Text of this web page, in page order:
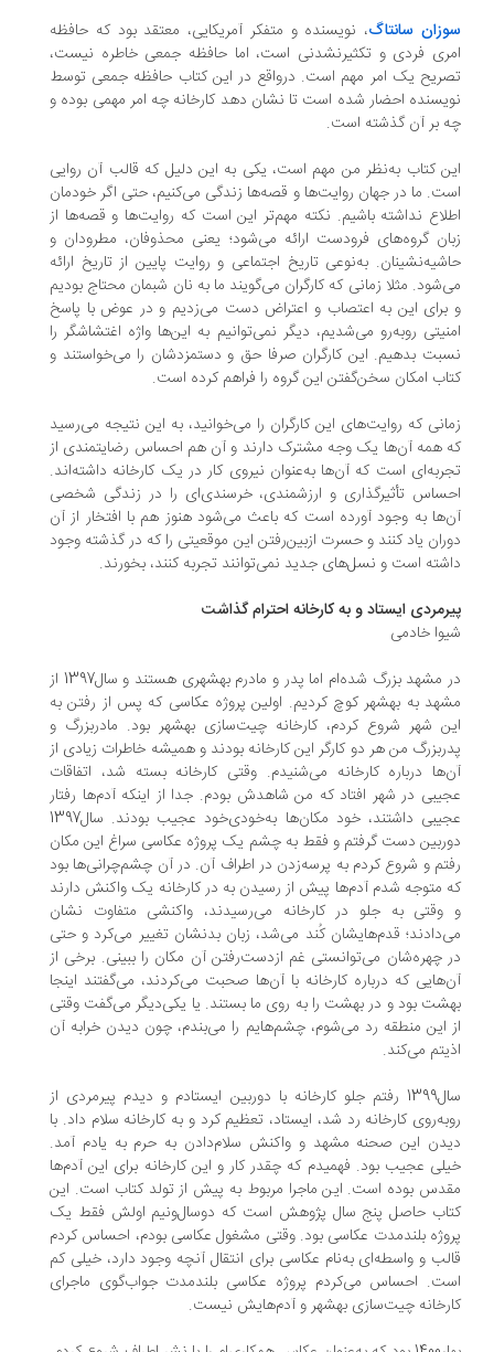
سانتاگ، نویسنده و متفکر آمریکایی، معتقد بود که حافظه
فردی و تکثیرنشدنی است، اما حافظه جمعی خاطره نیست،
یک امر مهم است. درواقع در این کتاب حافظه جمعی توسط
احضار شده است تا نشان دهد کارخانه چه امر مهمی بوده و
بر آن گذشته است.
کتاب به‌نظر من مهم است، یکی به این دلیل که قالب آن روایی
ما در جهان روایت‌ها و قصه‌ها زندگی می‌کنیم، حتی اگر خودمان
نداشته باشیم. نکته مهم‌تر این است که روایت‌ها و قصه‌ها از
گروه‌های فرودست ارائه می‌شود؛ یعنی محذوفان، مطرودان و
به‌نوعی تاریخ اجتماعی و روایت پایین از تاریخ ارائه
مثلا زمانی که کارگران می‌گویند ما به نان شبمان محتاج بودیم
برای این به اعتصاب و اعتراض دست می‌زدیم و در عوض با پاسخ
روبه‌رو می‌شدیم، دیگر نمی‌توانیم به این‌ها واژه اغتشاشگر را
بدهیم. این کارگران صرفا حق و دستمزدشان را می‌خواستند و
امکان سخن‌گفتن این گروه را فراهم کرده است.
که روایت‌های این کارگران را می‌خوانید، به این نتیجه می‌رسید
همه آن‌ها یک وجه مشترک دارند و آن هم احساس رضایتمندی از
است که آن‌ها به‌عنوان نیروی کار در یک کارخانه داشته‌اند.
تأثیرگذاری و ارزشمندی، خرسندی‌ای را در زندگی شخصی
به وجود آورده است که باعث می‌شود هنوز هم با افتخار از آن
یاد کنند و حسرت ازبین‌رفتن این موقعیتی را که در گذشته وجود
است و نسل‌های جدید نمی‌توانند تجربه کنند، بخورند.
ایستاد و به کارخانه احترام گذاشت
خادمی
در مشهد بزرگ شده‌ام اما پدر و مادرم بهشهری هستند و سال1397 از
به بهشهر کوچ کردیم. اولین پروژه عکاسی که پس از رفتن به
شهر شروع کردم، کارخانه چیت‌سازی بهشهر بود. مادربزرگ و
من هر دو کارگر این کارخانه بودند و همیشه خاطرات زیادی از
درباره کارخانه می‌شنیدم. وقتی کارخانه بسته شد، اتفاقات
در شهر افتاد که من شاهدش بودم. جدا از اینکه آدم‌ها رفتار
عجیبی داشتند، خود مکان‌ها به‌خودی‌خود عجیب بودند. سال1397
دست گرفتم و فقط به چشم یک پروژه عکاسی سراغ این مکان
و شروع کردم به پرسه‌زدن در اطراف آن. در آن چشم‌چرانی‌ها بود
متوجه شدم آدم‌ها پیش از رسیدن به در کارخانه یک واکنش دارند
وقتی به جلو در کارخانه می‌رسیدند، واکنشی متفاوت نشان
قدم‌هایشان کُند می‌شد، زبان بدنشان تغییر می‌کرد و حتی
چهره‌شان می‌توانستی غم ازدست‌رفتن آن مکان را ببینی. برخی از
که درباره کارخانه با آن‌ها صحبت می‌کردند، می‌گفتند اینجا
بود و در بهشت را به روی ما بستند. یا یکی‌دیگر می‌گفت وقتی
این منطقه رد می‌شوم، چشم‌هایم را می‌بندم، چون دیدن خرابه آن
می‌کند.
سال1399 رفتم جلو کارخانه با دوربین ایستادم و دیدم پیرمردی از
کارخانه رد شد، ایستاد، تعظیم کرد و به کارخانه سلام داد. با
این صحنه مشهد و واکنش سلام‌دادن به حرم به یادم آمد.
عجیب بود. فهمیدم که چقدر کار و این کارخانه برای این آدم‌ها
بوده است. این ماجرا مربوط به پیش از تولد کتاب است. این
حاصل پنج سال پژوهش است که دوسال‌ونیم اولش فقط یک
بلند‌مدت عکاسی بود. وقتی مشغول عکاسی بودم، احساس کردم
و واسطه‌ای به‌نام عکاسی برای انتقال آنچه وجود دارد، خیلی کم
احساس می‌کردم پروژه عکاسی بلندمدت جواب‌گوی ماجرای
چیت‌سازی بهشهر و آدم‌هایش نیست.